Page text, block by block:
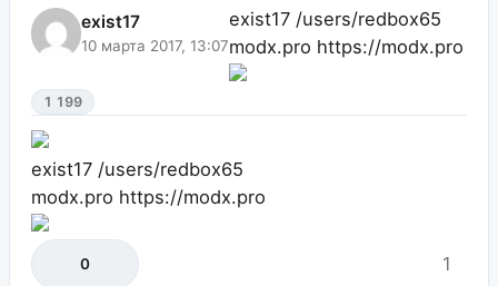
exist17
10 марта 2017, 13:07
exist17 /users/redbox65
modx.pro https://modx.pro
1 199
exist17 /users/redbox65
modx.pro https://modx.pro
0 1